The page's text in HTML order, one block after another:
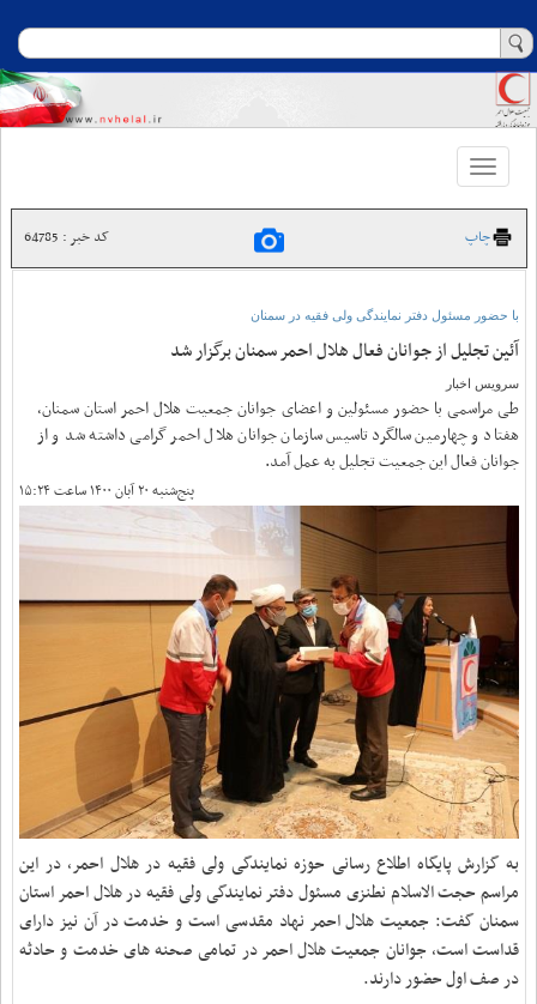
Toggle
navigation
چاپ کد خبر : 64785
با حضور مسئول دفتر نمایندگی ولی فقیه در سمنان
آئین تجلیل از جوانان فعال هلال احمر سمنان برگزار شد
سرویس اخبار
طی مراسمی با حضور مسئولین و اعضای جوانان جمعیت هلال احمر استان سمنان،
هفتاد و چهارمین سالگرد تاسیس سازمان جوانان هلال احمر گرامی داشته شد و از
جوانان فعال این جمعیت تجلیل به عمل آمد.
پنج‌شنبه ۲۰ آبان ۱۴۰۰ ساعت ۱۵:۲۴
به گزارش پایگاه اطلاع رسانی حوزه نمایندگی ولی فقیه در هلال احمر، در این
مراسم حجت الاسلام نطنزی مسئول دفتر نمایندگی ولی فقیه در هلال احمر استان
سمنان گفت: جمعیت هلال احمر نهاد مقدسی است و خدمت در آن نیز دارای
قداست است، جوانان جمعیت هلال احمر در تمامی صحنه های خدمت و حادثه
در صف اول حضور دارند.